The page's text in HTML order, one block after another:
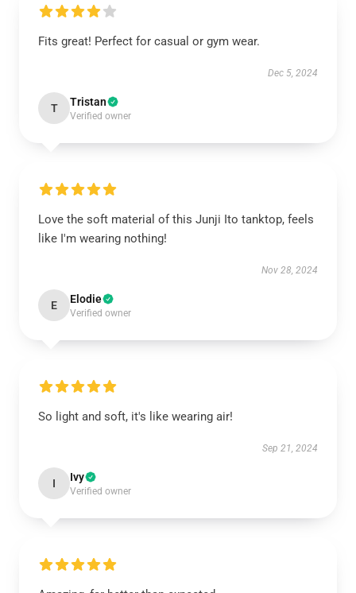
Fits great! Perfect for casual or gym wear.
Dec 5, 2024
T Tristan
Verified owner
Love the soft material of this Junji Ito tanktop, feels
like I'm wearing nothing!
Nov 28, 2024
E Elodie
Verified owner
So light and soft, it's like wearing air!
Sep 21, 2024
I Ivy
Verified owner